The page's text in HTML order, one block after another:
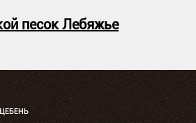
песок Лебяжье